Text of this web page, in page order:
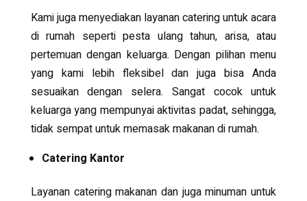
Kami juga menyediakan layanan catering untuk acara
di rumah seperti pesta ulang tahun, arisa, atau
pertemuan dengan keluarga. Dengan pilihan menu
yang kami lebih fleksibel dan juga bisa Anda
sesuaikan dengan selera. Sangat cocok untuk
keluarga yang mempunyai aktivitas padat, sehingga,
tidak sempat untuk memasak makanan di rumah.
Catering Kantor
Layanan catering makanan dan juga minuman untuk